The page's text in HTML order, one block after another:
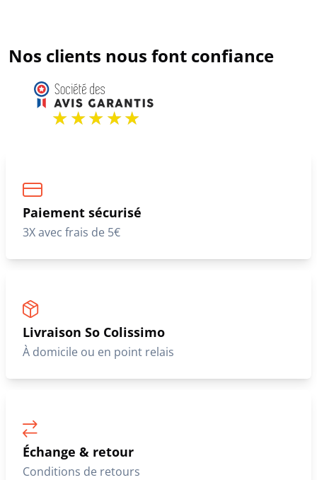
Nos clients nous font confiance
Paiement sécurisé
3X avec frais de 5€
Livraison So Colissimo
À domicile ou en point relais
Échange & retour
Conditions de retours